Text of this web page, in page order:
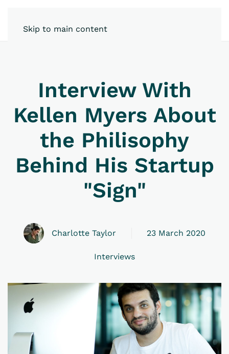
Skip to main content
Interview With
Kellen Myers About
the Philisophy
Behind His Startup
"Sign"
Charlotte Taylor 23 March 2020
Interviews